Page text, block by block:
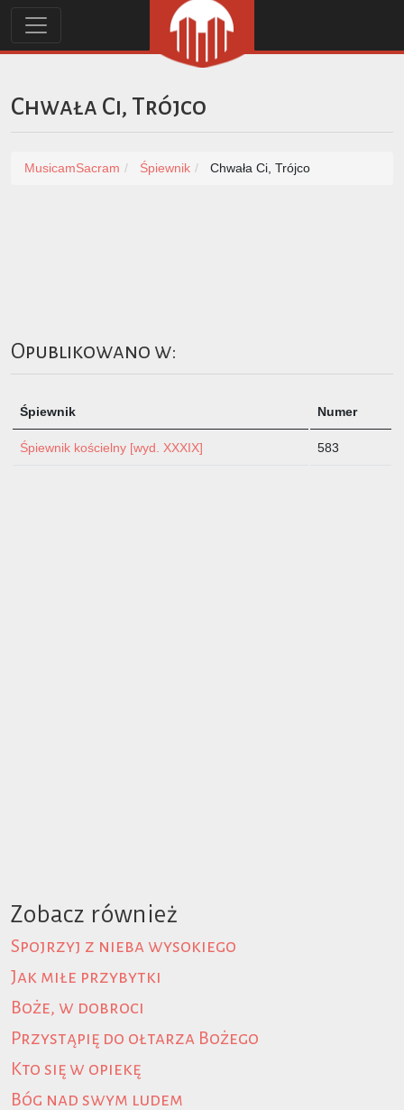
Chwała Ci, Trójco
MusicamSacram Śpiewnik Chwała Ci, Trójco
Opublikowano w:
Śpiewnik Numer
Śpiewnik kościelny [wyd. XXXIX] 583
Zobacz również
Spojrzyj z nieba wysokiego
Jak miłe przybytki
Boże, w dobroci
Przystąpię do ołtarza Bożego
Kto się w opiekę
Bóg nad swym ludem